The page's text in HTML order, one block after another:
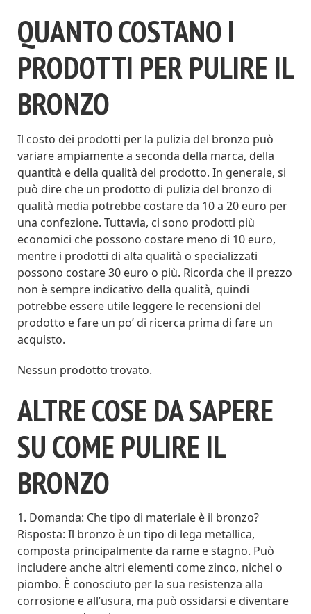
QUANTO COSTANO I
PRODOTTI PER PULIRE IL
BRONZO
Il costo dei prodotti per la pulizia del bronzo può
variare ampiamente a seconda della marca, della
quantità e della qualità del prodotto. In generale, si
può dire che un prodotto di pulizia del bronzo di
qualità media potrebbe costare da 10 a 20 euro per
una confezione. Tuttavia, ci sono prodotti più
economici che possono costare meno di 10 euro,
mentre i prodotti di alta qualità o specializzati
possono costare 30 euro o più. Ricorda che il prezzo
non è sempre indicativo della qualità, quindi
potrebbe essere utile leggere le recensioni del
prodotto e fare un po’ di ricerca prima di fare un
acquisto.
Nessun prodotto trovato.
ALTRE COSE DA SAPERE
SU COME PULIRE IL
BRONZO
1. Domanda: Che tipo di materiale è il bronzo?
Risposta: Il bronzo è un tipo di lega metallica,
composta principalmente da rame e stagno. Può
includere anche altri elementi come zinco, nichel o
piombo. È conosciuto per la sua resistenza alla
corrosione e all’usura, ma può ossidarsi e diventare